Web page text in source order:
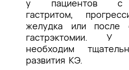
у пациентов с
гастритом,
желудка или после
гастрэктомии. У
необходим
развития КЭ.